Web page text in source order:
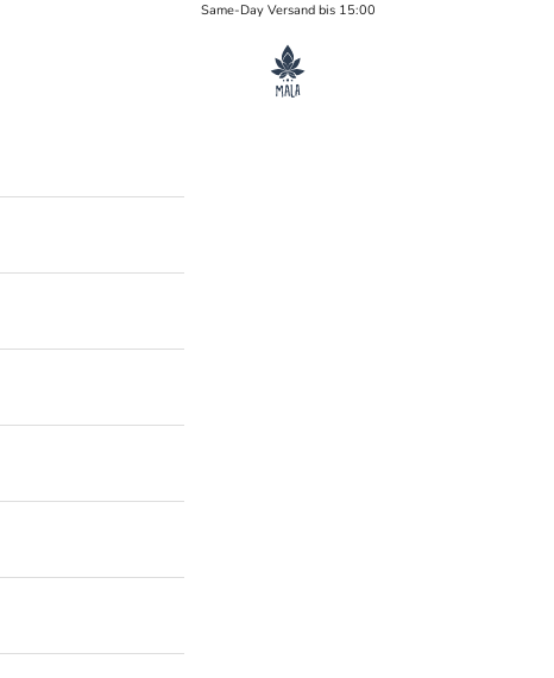
Same-Day Versand bis 15:00
MALA Yoga